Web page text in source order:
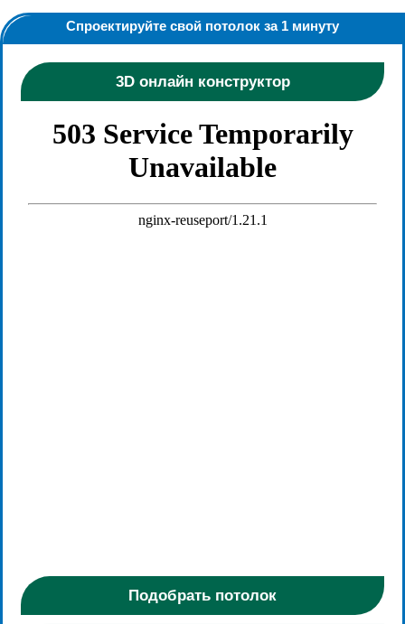
Спроектируйте свой потолок за 1 минуту
3D онлайн конструктор
Подобрать потолок